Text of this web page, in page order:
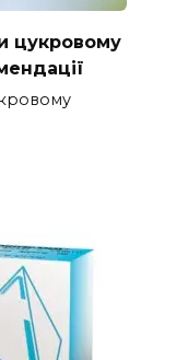
цукровому